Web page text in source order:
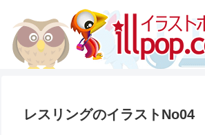
レスリングのイラストNo04